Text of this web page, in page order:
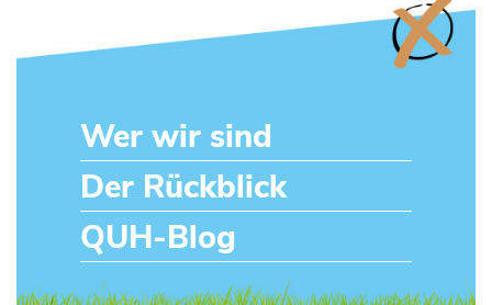
Wer wir sind
Der Rückblick
QUH-Blog